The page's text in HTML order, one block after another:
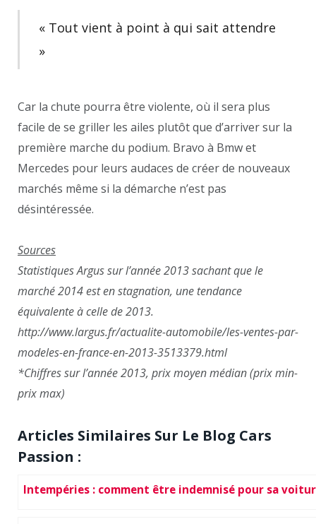
« Tout vient à point à qui sait attendre
»
Car la chute pourra être violente, où il sera plus
facile de se griller les ailes plutôt que d’arriver sur la
première marche du podium. Bravo à Bmw et
Mercedes pour leurs audaces de créer de nouveaux
marchés même si la démarche n’est pas
désintéressée.
Sources
Statistiques Argus sur l’année 2013 sachant que le
marché 2014 est en stagnation, une tendance
équivalente à celle de 2013.
http://www.largus.fr/actualite-automobile/les-ventes-par-
modeles-en-france-en-2013-3513379.html
*Chiffres sur l’année 2013, prix moyen médian (prix min-
prix max)
Articles Similaires Sur Le Blog Cars
Passion :
Intempéries : comment être indemnisé pour sa